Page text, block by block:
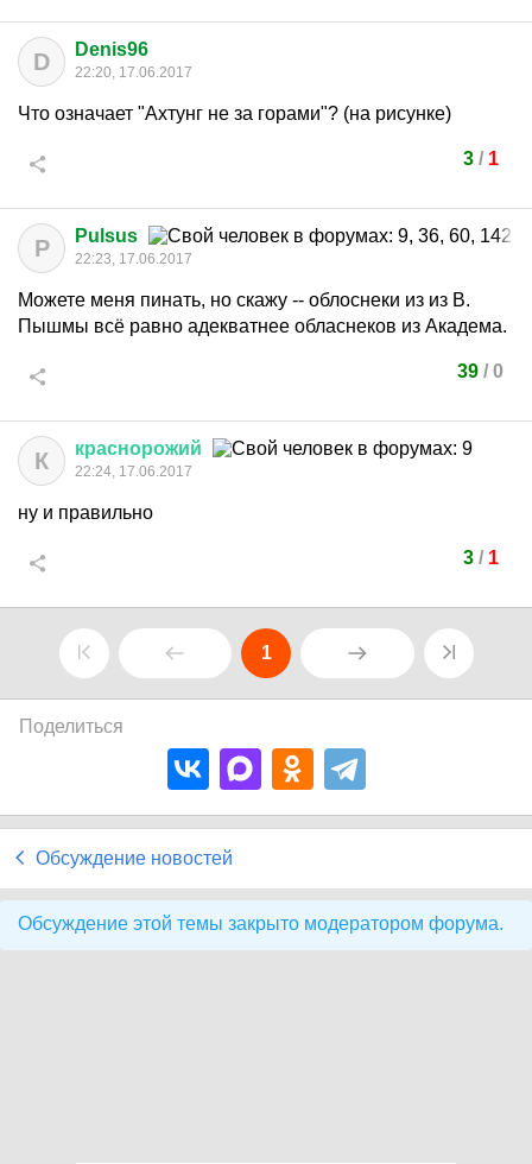
D Denis96
22:20, 17.06.2017
Что означает "Ахтунг не за горами"? (на рисунке)
3/ 1
P Pulsus
22:23, 17.06.2017
Можете меня пинать, но скажу -- облоснеки из из В.
Пышмы всё равно адекватнее обласнеков из Академа.
39 / 0
К краснорожий
22:24, 17.06.2017
ну и правильно
3/ 1
1
Поделиться
Обсуждение новостей
Обсуждение этой темы закрыто модератором форума.